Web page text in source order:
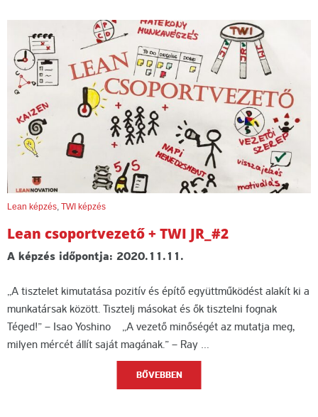
Lean képzés, TWI képzés
Lean csoportvezető + TWI JR_#2
A képzés időpontja: 2020.11.11.
„A tisztelet kimutatása pozitív és építő együttműködést alakít ki a
munkatársak között. Tisztelj másokat és ők tisztelni fognak
Téged!” – Isao Yoshino „A vezető minőségét az mutatja meg,
milyen mércét állít saját magának.” – Ray …
BŐVEBBEN